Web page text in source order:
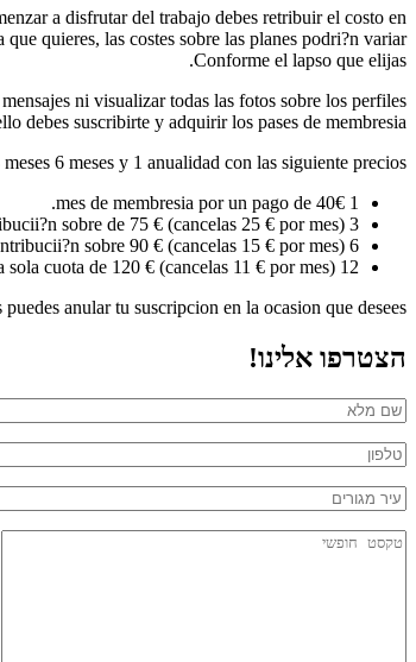
a disfrutar del trabajo debes retribuir el costo en
quieres, las costes sobre las planes podri?n variar
Conforme el lapso que elijas.
ni visualizar todas las fotos sobre los perfiles
debes suscribirte y adquirir los pases de membresia
6 meses y 1 anualidad con las siguiente precios:
1 mes de membresia por un pago de 40€.
3 meses de membresia en una sola contribucii?n sobre de 75 € (cancelas 25 € por mes).
6 meses de membresia en una sola contribucii?n sobre 90 € (cancelas 15 € por mes).
12 meses sobre membresia en la sola cuota de 120 € (cancelas 11 € por mes).
anular tu suscripcion en la ocasion que desees.
הצטרפו אלינו!